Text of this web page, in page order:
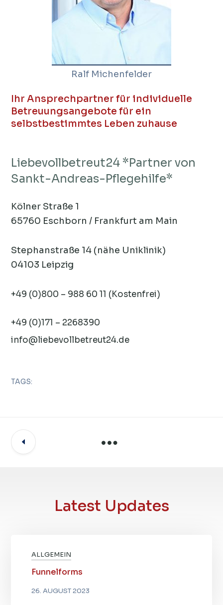
Ralf Michenfelder
Ihr Ansprechpartner für individuelle
Betreuungsangebote für ein
selbstbestimmtes Leben zuhause
Liebevollbetreut24 *Partner von
Sankt-Andreas-Pflegehilfe*
Kölner Straße 1
65760 Eschborn / Frankfurt am Main
Stephanstraße 14 (nähe Uniklinik)
04103 Leipzig
+49 (0)800 – 988 60 11 (Kostenfrei)
+49 (0)171 – 2268390
info@liebevollbetreut24.de
TAGS:
Latest Updates
ALLGEMEIN
Funnelforms
26. AUGUST 2023